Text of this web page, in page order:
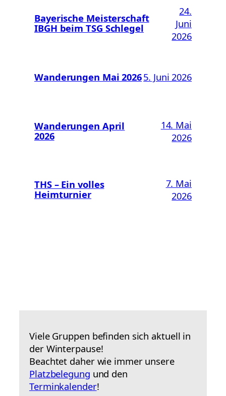
Bayerische Meisterschaft
IBGH beim TSG Schlegel
24.
Juni
2026
Wanderungen Mai 20265. Juni 2026
Wanderungen April
2026
14. Mai
2026
THS – Ein volles
Heimturnier
7. Mai
2026
Viele Gruppen befinden sich aktuell in
der Winterpause!
Beachtet daher wie immer unsere
Platzbelegung und den
Terminkalender!